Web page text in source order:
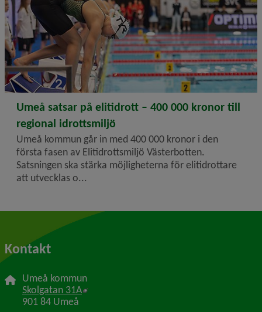
2026-02-04
Umeå satsar på elitidrott – 400 000 kronor till
regional idrottsmiljö
Umeå kommun går in med 400 000 kronor i den
första fasen av Elitidrottsmiljö Västerbotten.
Satsningen ska stärka möjligheterna för elitidrottare
att utvecklas o...
Kontakt
Umeå kommun
Skolgatan 31A Länk till annan webbplats, öppnas i nytt
901 84 Umeå